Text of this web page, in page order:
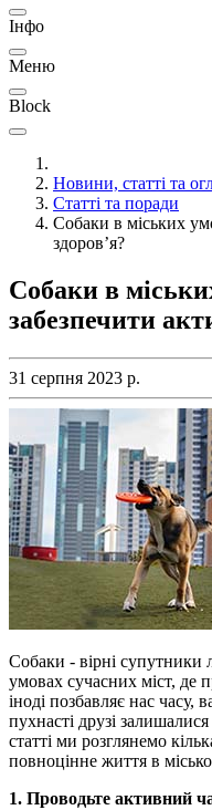
Інфо
Меню
Block
Новини, статті та
Статті та поради
Собаки в міських
здоров’я?
Собаки в
забезпечити
31 серпня 2023 р.
Собаки - вірні супутники
умовах сучасних міст, де
іноді позбавляє нас
пухнасті друзі
статті ми розглянемо
повноцінне життя в
1. Проводьте активний